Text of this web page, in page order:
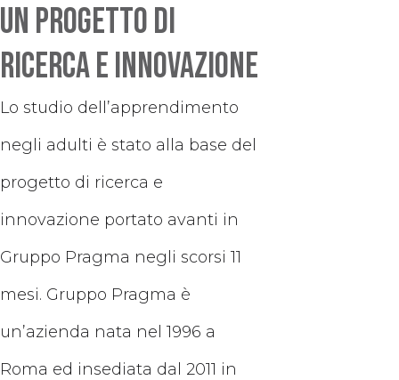
Un progetto di
ricerca e innovazione
Lo studio dell’apprendimento
negli adulti è stato alla base del
progetto di ricerca e
innovazione portato avanti in
Gruppo Pragma negli scorsi 11
mesi. Gruppo Pragma è
un’azienda nata nel 1996 a
Roma ed insediata dal 2011 in